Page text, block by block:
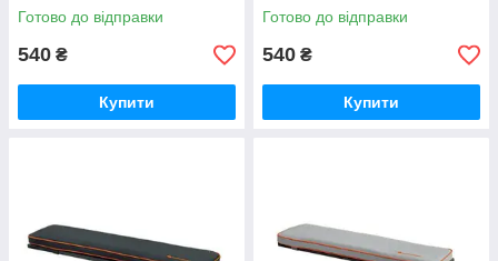
Готово до відправки
540 ₴
Купити
Готово до відправки
540 ₴
Купити